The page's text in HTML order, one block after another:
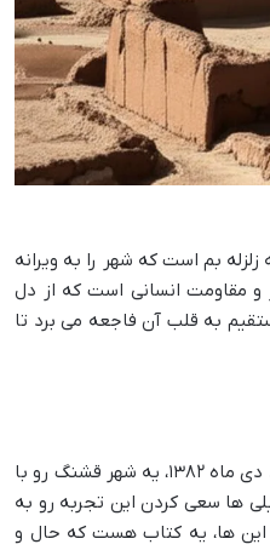
بم است که شهر را به ویرانه
و مقاومت انسانی است که از دل
به قلب آن فاجعه می برد تا
هنوز صدای زلزله بم توی گوش خیلی ها هست. یه فاجعه تلخ که تو صبح یه روز سرد دی ماه ۱۳۸۲، یه شهر قشنگ رو با
ها سعی کردن این تجربه رو به
ها، یه کتاب هست که حال و